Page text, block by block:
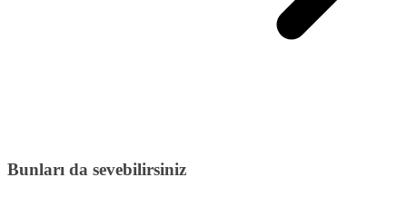
Bunları da sevebilirsiniz